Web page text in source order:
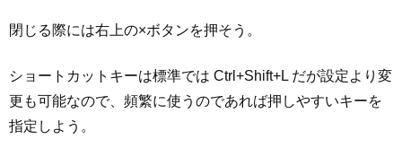
閉じる際には右上の×ボタンを押そう。
ショートカットキーは標準では Ctrl+Shift+L だが設定より変
更も可能なので、頻繁に使うのであれば押しやすいキーを
指定しよう。